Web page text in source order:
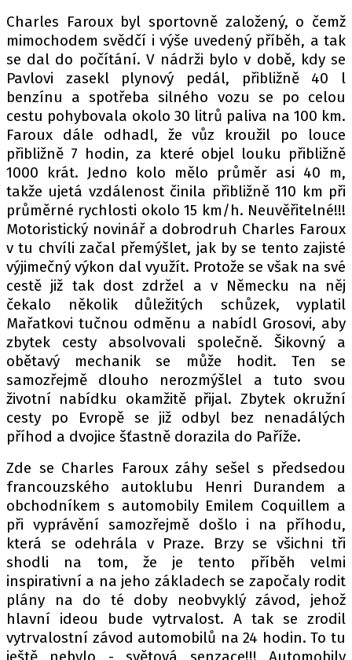
Charles Faroux byl sportovně založený, o čemž
mimochodem svědčí i výše uvedený příběh, a tak
se dal do počítání. V nádrži bylo v době, kdy se
Pavlovi zasekl plynový pedál, přibližně 40 l
benzínu a spotřeba silného vozu se po celou
cestu pohybovala okolo 30 litrů paliva na 100 km.
Faroux dále odhadl, že vůz kroužil po louce
přibližně 7 hodin, za které objel louku přibližně
1000 krát. Jedno kolo mělo průměr asi 40 m,
takže ujetá vzdálenost činila přibližně 110 km při
průměrné rychlosti okolo 15 km/h. Neuvěřitelné!!!
Motoristický novinář a dobrodruh Charles Faroux
v tu chvíli začal přemýšlet, jak by se tento zajisté
výjimečný výkon dal využít. Protože se však na své
cestě již tak dost zdržel a v Německu na něj
čekalo několik důležitých schůzek, vyplatil
Mařatkovi tučnou odměnu a nabídl Grosovi, aby
zbytek cesty absolvovali společně. Šikovný a
obětavý mechanik se může hodit. Ten se
samozřejmě dlouho nerozmýšlel a tuto svou
životní nabídku okamžitě přijal. Zbytek okružní
cesty po Evropě se již odbyl bez nenadálých
příhod a dvojice šťastně dorazila do Paříže.
Zde se Charles Faroux záhy sešel s předsedou
francouzského autoklubu Henri Durandem a
obchodníkem s automobily Emilem Coquillem a
při vyprávění samozřejmě došlo i na příhodu,
která se odehrála v Praze. Brzy se všichni tři
shodli na tom, že je tento příběh velmi
inspirativní a na jeho základech se započaly rodit
plány na do té doby neobvyklý závod, jehož
hlavní ideou bude vytrvalost. A tak se zrodil
vytrvalostní závod automobilů na 24 hodin. To tu